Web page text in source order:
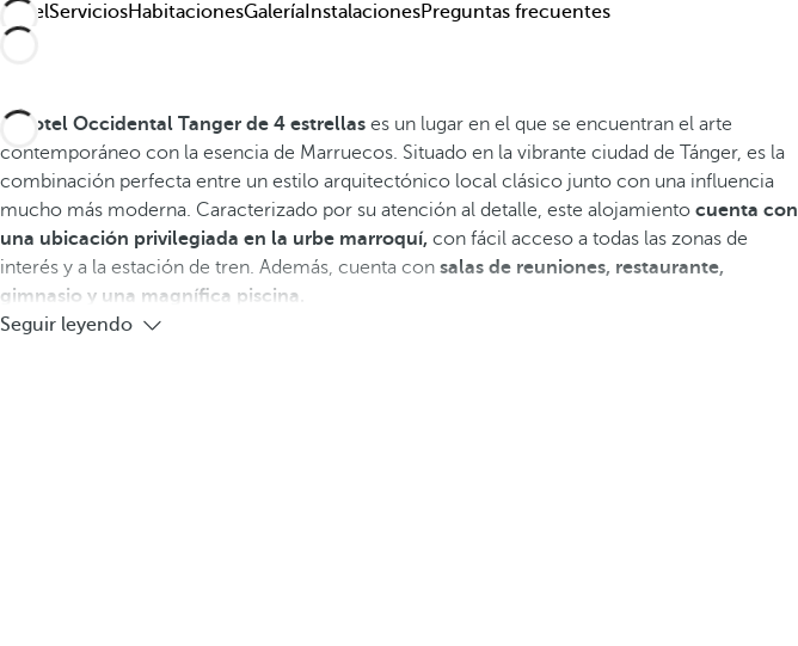
HotelServiciosHabitacionesGalería InstalacionesPreguntas frecuentes
El hotel Occidental Tanger de 4 estrellas es un lugar en el que se encuentran el arte
contemporáneo con la esencia de Marruecos. Situado en la vibrante ciudad de Tánger, es la
combinación perfecta entre un estilo arquitectónico local clásico junto con una influencia
mucho más moderna. Caracterizado por su atención al detalle, este alojamiento cuenta con
una ubicación privilegiada en la urbe marroquí, con fácil acceso a todas las zonas de
interés y a la estación de tren. Además, cuenta con salas de reuniones, restaurante,
gimnasio y una magnífica piscina.
Seguir leyendo